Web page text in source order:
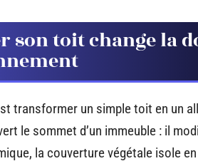
son toit change la
transformer un simple toit en un
le sommet d’un immeuble : il
la couverture végétale isole